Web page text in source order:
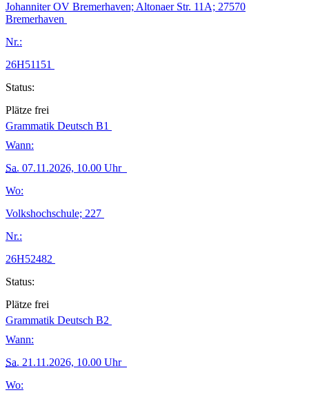
Johanniter OV Bremerhaven; Altonaer Str. 11A; 27570
Bremerhaven
Nr.:
26H51151
Status:
Plätze frei
Grammatik Deutsch B1
Wann:
Sa. 07.11.2026, 10.00 Uhr
Wo:
Volkshochschule; 227
Nr.:
26H52482
Status:
Plätze frei
Grammatik Deutsch B2
Wann:
Sa. 21.11.2026, 10.00 Uhr
Wo: